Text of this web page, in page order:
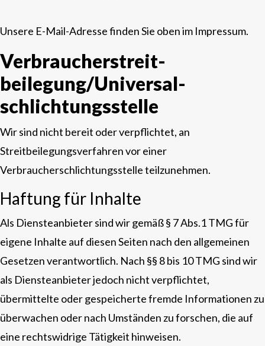
Unsere E-Mail-Adresse finden Sie oben im Impressum.
Verbraucher­streit­
beilegung/Universal­
schlichtungs­stelle
Wir sind nicht bereit oder verpflichtet, an
Streitbeilegungsverfahren vor einer
Verbraucherschlichtungsstelle teilzunehmen.
Haftung für Inhalte
Als Diensteanbieter sind wir gemäß § 7 Abs.1 TMG für
eigene Inhalte auf diesen Seiten nach den allgemeinen
Gesetzen verantwortlich. Nach §§ 8 bis 10 TMG sind wir
als Diensteanbieter jedoch nicht verpflichtet,
übermittelte oder gespeicherte fremde Informationen zu
überwachen oder nach Umständen zu forschen, die auf
eine rechtswidrige Tätigkeit hinweisen.